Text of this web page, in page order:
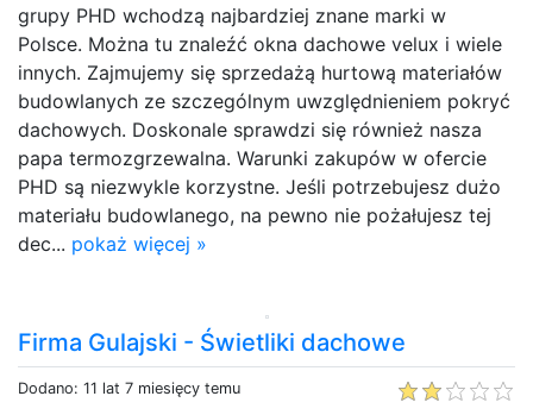
grupy PHD wchodzą najbardziej znane marki w
Polsce. Można tu znaleźć okna dachowe velux i wiele
innych. Zajmujemy się sprzedażą hurtową materiałów
budowlanych ze szczególnym uwzględnieniem pokryć
dachowych. Doskonale sprawdzi się również nasza
papa termozgrzewalna. Warunki zakupów w ofercie
PHD są niezwykle korzystne. Jeśli potrzebujesz dużo
materiału budowlanego, na pewno nie pożałujesz tej
dec... pokaż więcej »
Firma Gulajski - Świetliki dachowe
Dodano: 11 lat 7 miesięcy temu